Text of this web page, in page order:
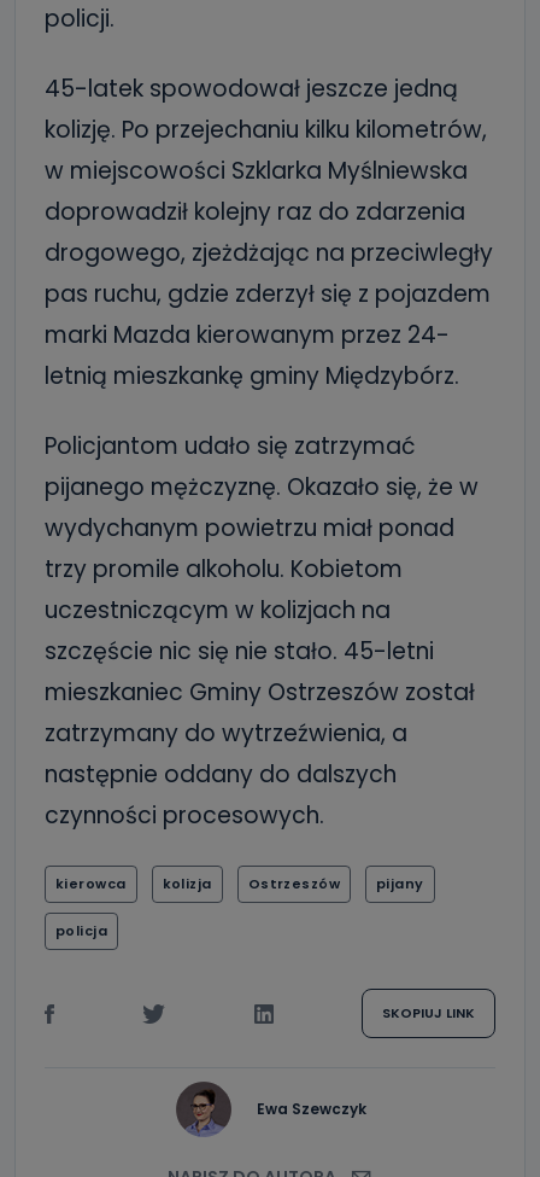
policji.
45-latek spowodował jeszcze jedną
kolizję. Po przejechaniu kilku kilometrów,
w miejscowości Szklarka Myślniewska
doprowadził kolejny raz do zdarzenia
drogowego, zjeżdżając na przeciwległy
pas ruchu, gdzie zderzył się z pojazdem
marki Mazda kierowanym przez 24-
letnią mieszkankę gminy Międzybórz.
Policjantom udało się zatrzymać
pijanego mężczyznę. Okazało się, że w
wydychanym powietrzu miał ponad
trzy promile alkoholu. Kobietom
uczestniczącym w kolizjach na
szczęście nic się nie stało. 45-letni
mieszkaniec Gminy Ostrzeszów został
zatrzymany do wytrzeźwienia, a
następnie oddany do dalszych
czynności procesowych.
kierowca kolizja Ostrzeszów pijany
policja
SKOPIUJ LINK
Ewa Szewczyk